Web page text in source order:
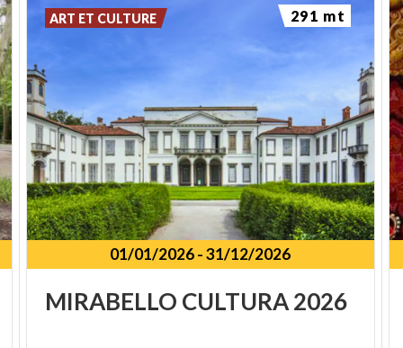
01/01/2026-31/12/2026
MIRABELLO CULTURA2026
ART ET CULTURE 291 mt